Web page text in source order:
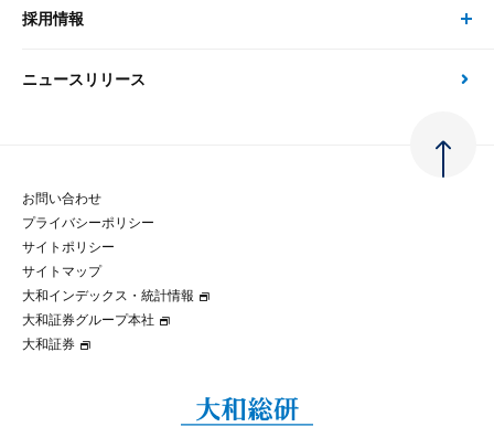
大和総研の強み
先端テクノロジーに基づく新たな価値の創出
政策分析
金融経済教育等
コラム
次世代社会への貢献
マルチステークホルダー方針
パートナーシップ構築宣言
会社情報 トップ
会社概要・役員一覧
大和総研の歩み
グループ会社
採用情報
採用情報 トップ
経験者採用
ニュースリリース
お問い合わせ
プライバシーポリシー
サイトポリシー
サイトマップ
大和インデックス・統計情報
大和証券グループ本社
大和証券